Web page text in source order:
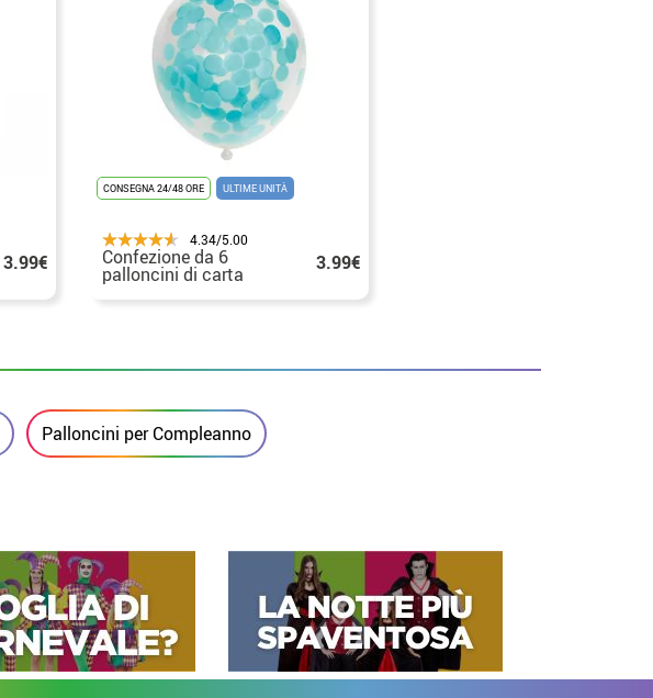
3.99€
CONSEGNA 24/48 ORE ULTIME UNITÀ
4.34/5.00
Confezione da 6
palloncini di carta
coriandoli azzurri 30
cm
3.99€
Palloncini per Compleanno